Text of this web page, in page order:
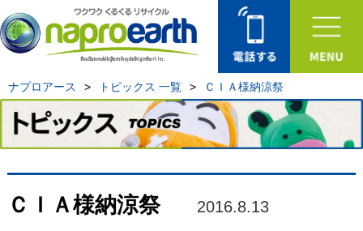
ナプロアース > トピックス 一覧 > ＣＩＡ様納涼祭
ＣＩＡ様納涼祭 2016.8.13